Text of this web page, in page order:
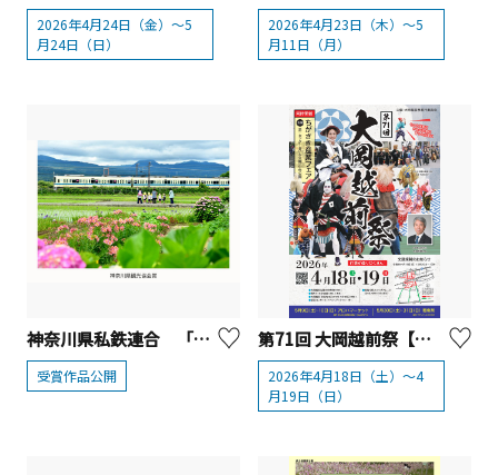
2026年4月24日（金）～5
月24日（日）
2026年4月23日（木）～5
月11日（月）
神奈川県私鉄連合 「神奈川公共交通でつむぐ神奈川の旅 フォトコンテスト」受賞作品発表
受賞作品公開
第71回 大岡越前祭【茅ヶ崎市】
2026年4月18日（土）～4
月19日（日）